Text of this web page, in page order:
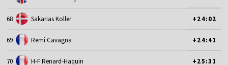
68 Sakarias Koller +24:02
69 Remi Cavagna +24:41
70 H-F Renard-Haquin +25:31